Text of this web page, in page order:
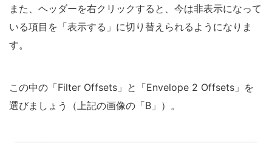
また、ヘッダーを右クリックすると、今は非表示になって
いる項目を「表示する」に切り替えられるようになりま
す。
この中の「Filter Offsets」と「Envelope 2 Offsets」を
選びましょう（上記の画像の「B」）。